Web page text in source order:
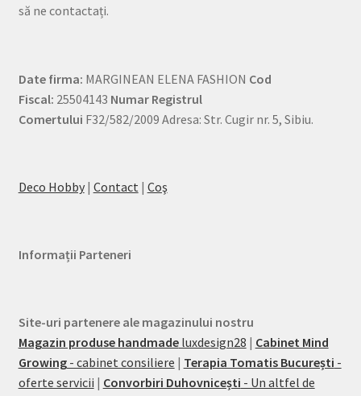
să ne contactați.
Date firma: MARGINEAN ELENA FASHION Cod
Fiscal: 25504143 Numar Registrul
Comertului F32/582/2009 Adresa: Str. Cugir nr. 5, Sibiu.
Deco Hobby| Contact | Coş
Informații Parteneri
Site-uri partenere ale magazinului nostru
Magazin produse handmadeluxdesign28 | Cabinet Mind
Growing- cabinet consiliere | Terapia Tomatis București -
oferte servicii | Convorbiri Duhovnicești - Un altfel de